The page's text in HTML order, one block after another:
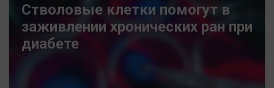
Стволовые клетки помогут в
заживлении хронических ран при
диабете